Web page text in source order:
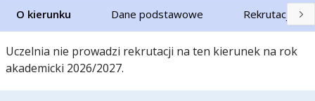
O kierunku Dane podstawowe Rekrutacja
Uczelnia nie prowadzi rekrutacji na ten kierunek na rok
akademicki 2026/2027.